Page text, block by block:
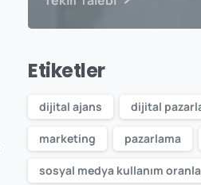
Etiketler
dijital ajans dijital
marketing pazarlama
sosyal medya kullanım